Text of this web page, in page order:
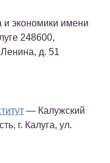
и экономики имени
248600,
Ленина, д. 51
— Калужский
г. Калуга, ул.